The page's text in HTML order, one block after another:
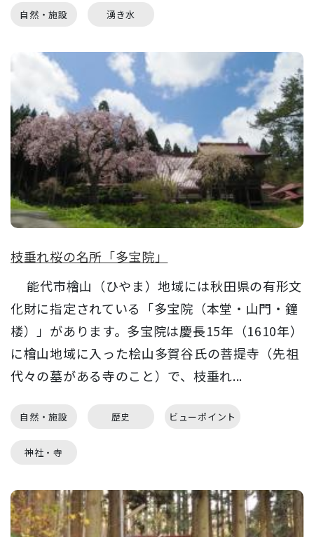
自然・施設 湧き水
枝垂れ桜の名所「多宝院」
能代市檜山（ひやま）地域には秋田県の有形文
化財に指定されている「多宝院（本堂・山門・鐘
楼）」があります。多宝院は慶長15年（1610年）
に檜山地域に入った桧山多賀谷氏の菩提寺（先祖
代々の墓がある寺のこと）で、枝垂れ...
自然・施設 歴史 ビューポイント
神社・寺